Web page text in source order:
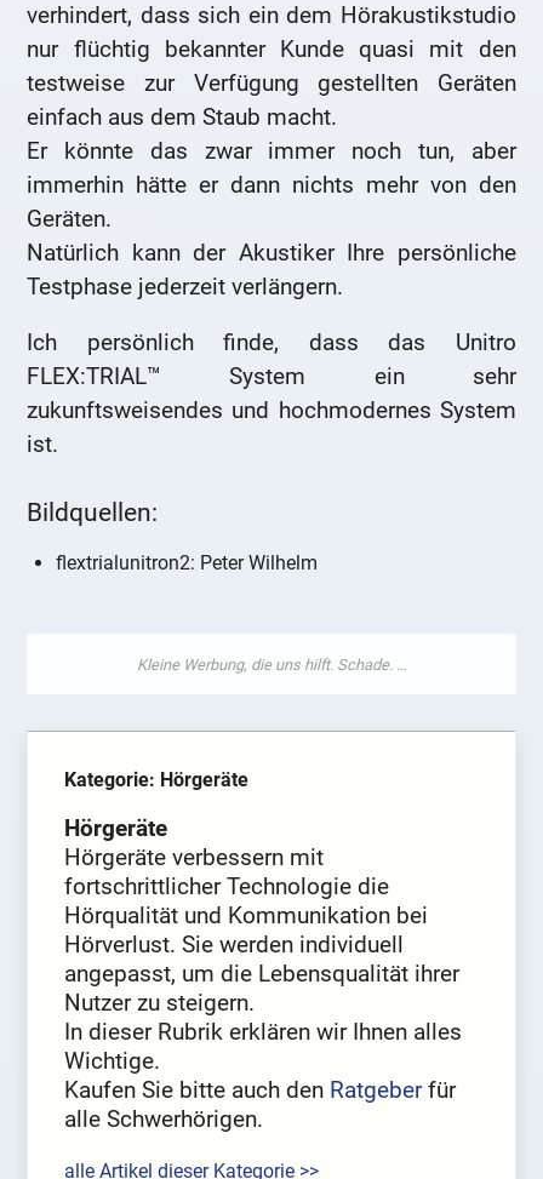
verhindert, dass sich ein dem Hörakustikstudio
nur flüchtig bekannter Kunde quasi mit den
testweise zur Verfügung gestellten Geräten
einfach aus dem Staub macht.
Er könnte das zwar immer noch tun, aber
immerhin hätte er dann nichts mehr von den
Geräten.
Natürlich kann der Akustiker Ihre persönliche
Testphase jederzeit verlängern.
Ich persönlich finde, dass das Unitro
FLEX:TRIAL™ System ein sehr
zukunftsweisendes und hochmodernes System
ist.
Bildquellen:
flextrialunitron2: Peter Wilhelm
Kategorie: Hörgeräte
Hörgeräte
Hörgeräte verbessern mit
fortschrittlicher Technologie die
Hörqualität und Kommunikation bei
Hörverlust. Sie werden individuell
angepasst, um die Lebensqualität ihrer
Nutzer zu steigern.
In dieser Rubrik erklären wir Ihnen alles
Wichtige.
Kaufen Sie bitte auch den Ratgeberfür
alle Schwerhörigen.
alle Artikel dieser Kategorie >>